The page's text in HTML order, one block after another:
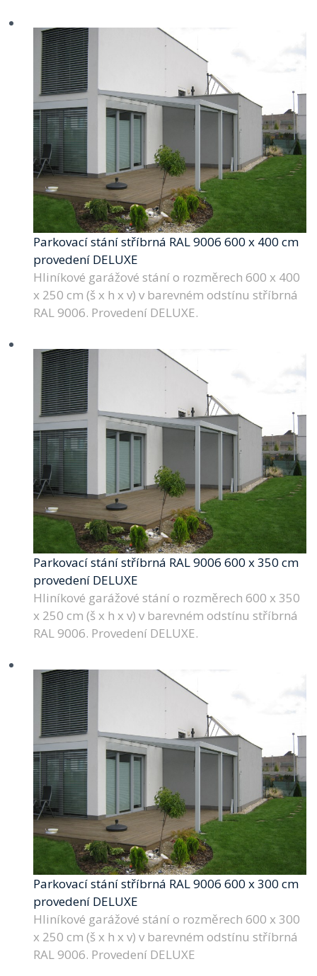
Parkovací stání stříbrná RAL 9006 600 x 400 cm
provedení DELUXE
Hliníkové garážové stání o rozměrech 600 x 400
x 250 cm (š x h x v) v barevném odstínu stříbrná
RAL 9006. Provedení DELUXE.
Parkovací stání stříbrná RAL 9006 600 x 350 cm
provedení DELUXE
Hliníkové garážové stání o rozměrech 600 x 350
x 250 cm (š x h x v) v barevném odstínu stříbrná
RAL 9006. Provedení DELUXE.
Parkovací stání stříbrná RAL 9006 600 x 300 cm
provedení DELUXE
Hliníkové garážové stání o rozměrech 600 x 300
x 250 cm (š x h x v) v barevném odstínu stříbrná
RAL 9006. Provedení DELUXE